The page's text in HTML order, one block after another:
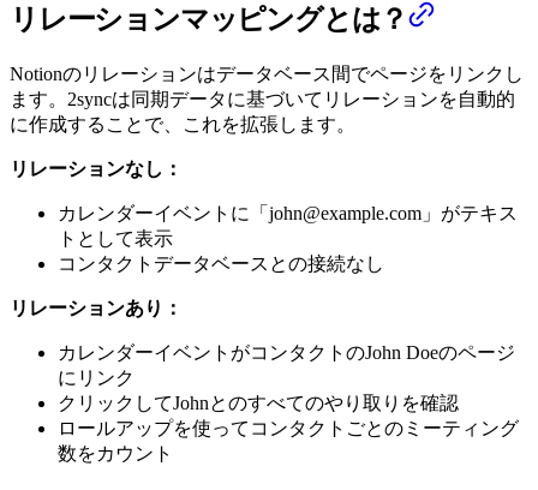
リレーションマッピングとは？
Notionのリレーションはデータベース間でページをリンクし
ます。2syncは同期データに基づいてリレーションを自動的
に作成することで、これを拡張します。
リレーションなし：
カレンダーイベントに「john@example.com」がテキス
トとして表示
コンタクトデータベースとの接続なし
リレーションあり：
カレンダーイベントがコンタクトのJohn Doeのページ
にリンク
クリックしてJohnとのすべてのやり取りを確認
ロールアップを使ってコンタクトごとのミーティング
数をカウント